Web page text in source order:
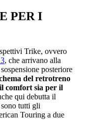
PER I
Trike, ovvero
, che arrivano alla
posteriore
del retrotreno
comfort sia per il
qui debutta il
tutti gli
Touring a due